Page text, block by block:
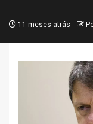
11 meses atrás